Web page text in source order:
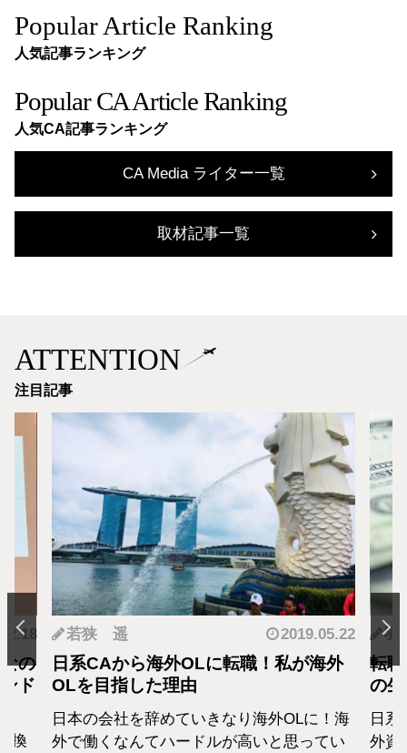
Popular Article Ranking
人気記事ランキング
Popular CA Article Ranking
人気CA記事ランキング
CA Media ライター一覧
取材記事一覧
ATTENTION
注目記事
の
ド
換
若狭 遥 2019.05.22
日系CAから海外OLに転職！私が海外
OLを目指した理由
日本の会社を辞めていきなり海外OLに！海
外で働くなんてハードルが高いと思ってい
羽
転
の
日
外資